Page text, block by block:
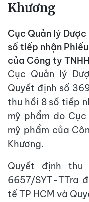
Khương
Cục Quản lý
số tiếp nhận
của Công ty
Cục Quản lý
Quyết định số
thu hồi 8 số tiếp
mỹ phẩm do
mỹ phẩm của
Khương.
Quyết định
6657/SYT-TTra
tế TP HCM và